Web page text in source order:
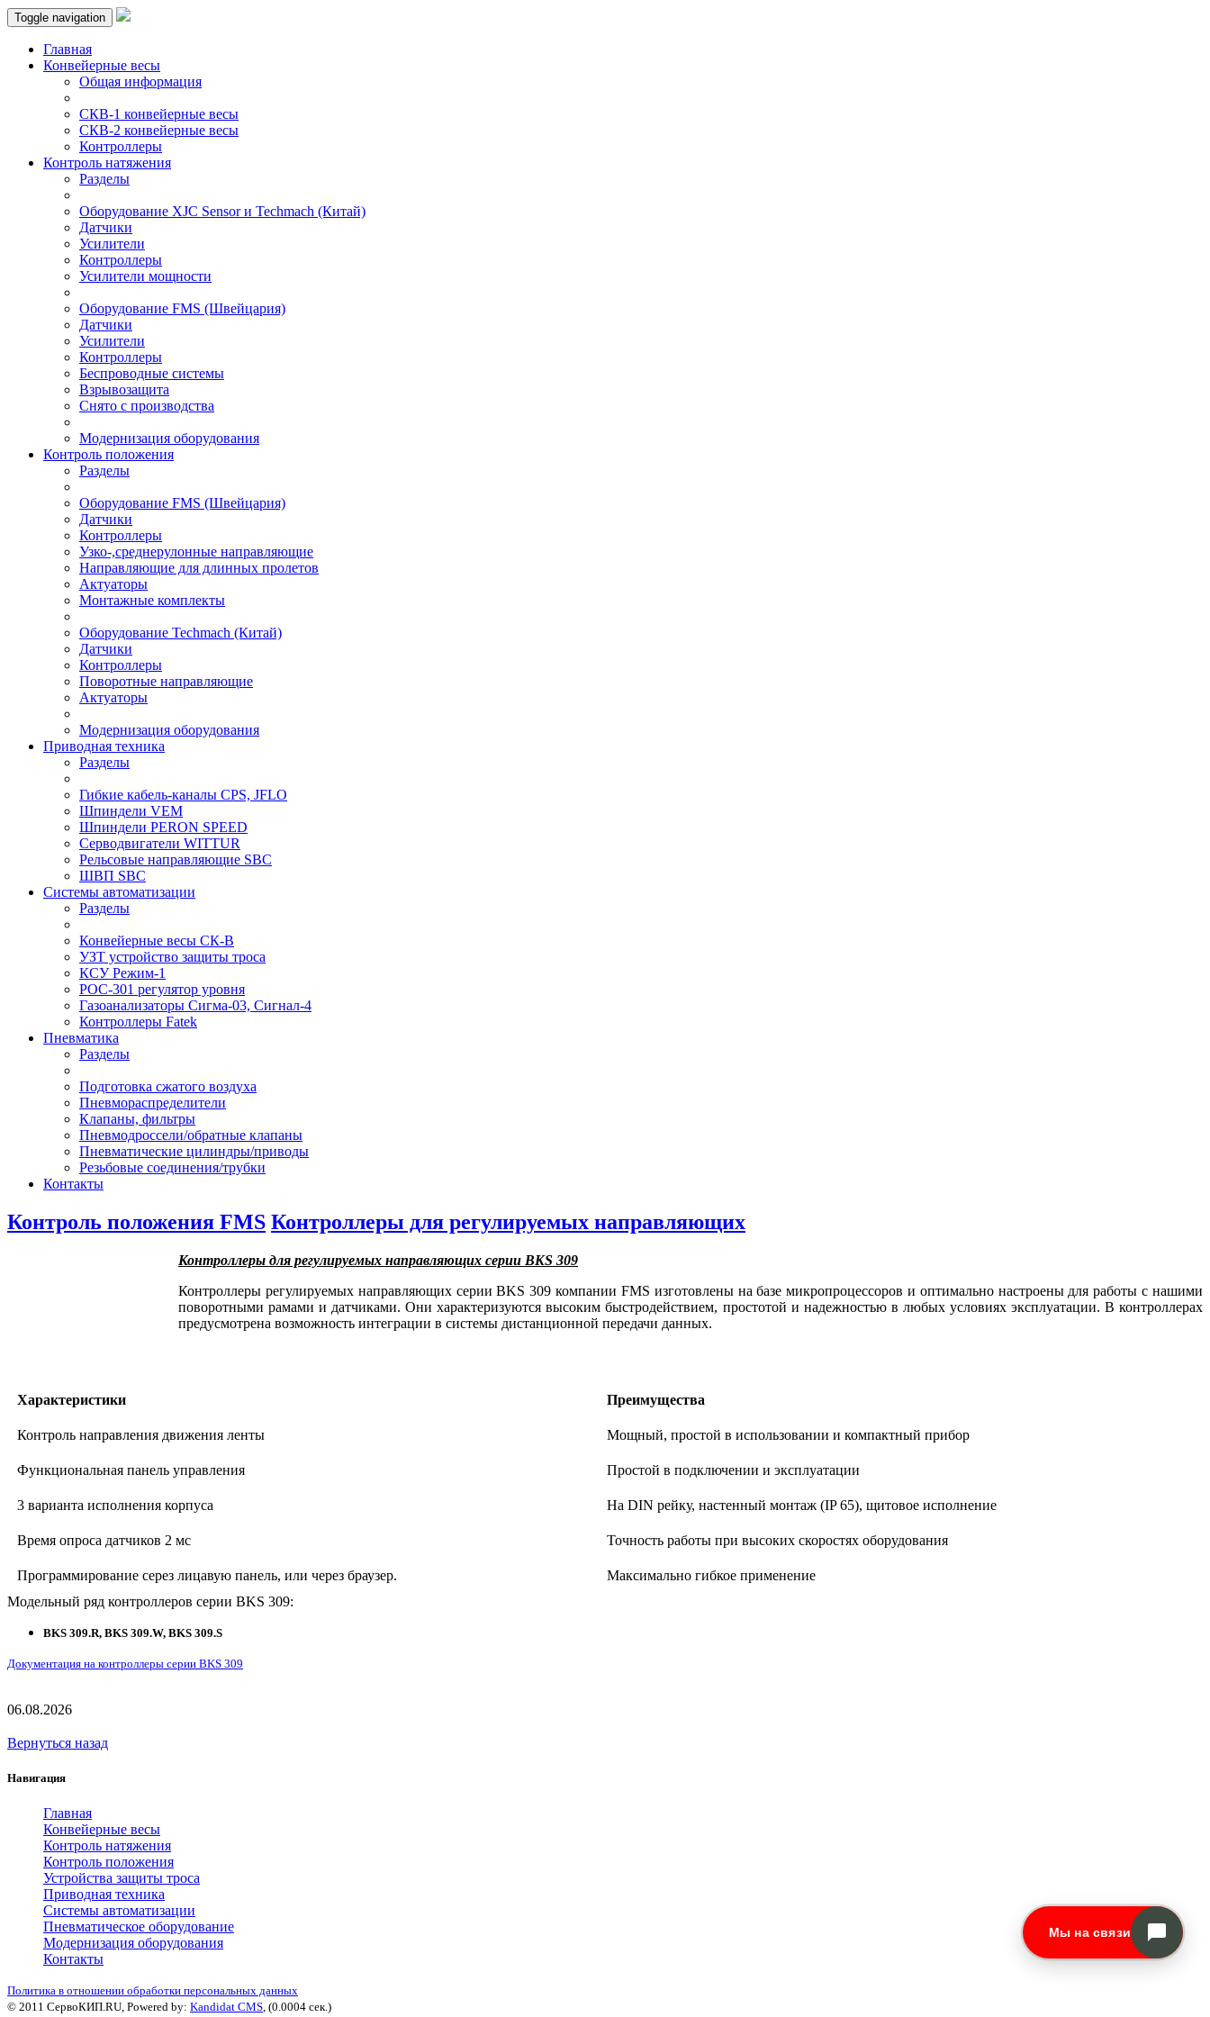
Toggle navigation
Главная
Конвейерные весы
Общая информация
СКВ-1 конвейерные весы
СКВ-2 конвейерные весы
Контроллеры
Контроль натяжения
Разделы
Оборудование XJC Sensor и Techmach (Китай)
Датчики
Усилители
Контроллеры
Усилители мощности
Оборудование FMS (Швейцария)
Датчики
Усилители
Контроллеры
Беспроводные системы
Взрывозащита
Снято с производства
Модернизация оборудования
Контроль положения
Разделы
Оборудование FMS (Швейцария)
Датчики
Контроллеры
Узко-,среднерулонные направляющие
Направляющие для длинных пролетов
Актуаторы
Монтажные комплекты
Оборудование Techmach (Китай)
Датчики
Контроллеры
Поворотные направляющие
Актуаторы
Модернизация оборудования
Приводная техника
Разделы
Гибкие кабель-каналы CPS, JFLO
Шпиндели VEM
Шпиндели PERON SPEED
Серводвигатели WITTUR
Рельсовые направляющие SBC
ШВП SBC
Системы автоматизации
Разделы
Конвейерные весы СК-В
УЗТ устройство защиты троса
КСУ Режим-1
РОС-301 регулятор уровня
Газоанализаторы Сигма-03, Сигнал-4
Контроллеры Fatek
Пневматика
Разделы
Подготовка сжатого воздуха
Пневмораспределители
Клапаны, фильтры
Пневмодроссели/обратные клапаны
Пневматические цилиндры/приводы
Резьбовые соединения/трубки
Контакты
Контроль положения FMS Контроллеры для регулируемых направляющих
Контроллеры для регулируемых направляющих серии BKS 309
Контроллеры регулируемых направляющих серии BKS 309 компании FMS изготовлены на базе микропроцессоров и оптимально настроены для работы с нашими
поворотными рамами и датчиками. Они характеризуются высоким быстродействием, простотой и надежностью в любых условиях эксплуатации. В контроллерах
предусмотрена возможность интеграции в системы дистанционной передачи данных.
Характеристики Преимущества
Контроль направления движения ленты Мощный, простой в использовании и компактный прибор
Функциональная панель управления Простой в подключении и эксплуатации
3 варианта исполнения корпуса На DIN рейку, настенный монтаж (IP 65), щитовое исполнение
Время опроса датчиков 2 мс Точность работы при высоких скоростях оборудования
Программирование серез лицавую панель, или через браузер.
Максимально гибкое применение
Модельный ряд контроллеров серии BKS 309:
BKS 309.R, BKS 309.W, BKS 309.S
Документация на контроллеры серии BKS 309
06.08.2026
Вернуться назад
Навигация
Главная
Конвейерные весы
Контроль натяжения
Контроль положения
Устройства защиты троса
Приводная техника
Системы автоматизации
Пневматическое оборудование
Модернизация оборудования
Контакты
Политика в отношении обработки персональных данных
© 2011 СервоКИП.RU, Powered by: Kandidat CMS , (0.0004 сек.)
Мы на связи